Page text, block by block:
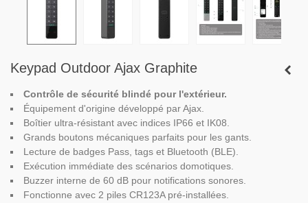
Keypad Outdoor Ajax Graphite
Contrôle de sécurité blindé pour l'extérieur.
Équipement d'origine développé par Ajax.
Boîtier ultra-résistant avec indices IP66 et IK08.
Grands boutons mécaniques parfaits pour les gants.
Lecture de badges Pass, tags et Bluetooth (BLE).
Exécution immédiate des scénarios domotiques.
Buzzer interne de 60 dB pour notifications sonores.
Fonctionne avec 2 piles CR123A pré-installées.